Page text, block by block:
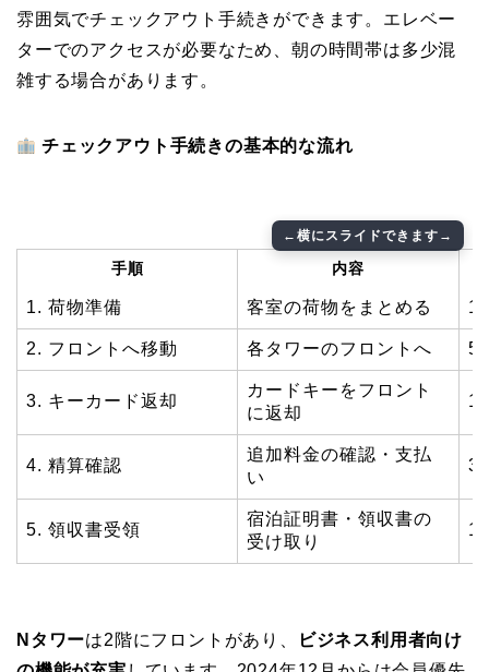
雰囲気でチェックアウト手続きができます。エレベー
ターでのアクセスが必要なため、朝の時間帯は多少混
雑する場合があります。
チェックアウト手続きの基本的な流れ
手順 内容
1. 荷物準備 客室の荷物をまとめる
2. フロントへ移動 各タワーのフロントへ 5-
3. キーカード返却
カードキーをフロント
に返却
4. 精算確認
追加料金の確認・支払
い
3-
5. 領収書受領
宿泊証明書・領収書の
受け取り
Nタワーは2階にフロントがあり、
ビジネス利用者向け